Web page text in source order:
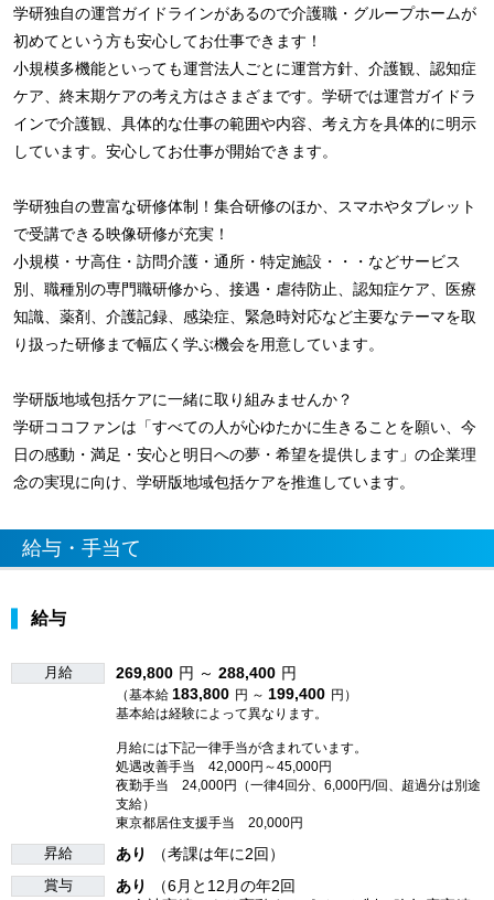
学研独自の運営ガイドラインがあるので介護職・グループホームが
初めてという方も安心してお仕事できます！
小規模多機能といっても運営法人ごとに運営方針、介護観、認知症
ケア、終末期ケアの考え方はさまざまです。学研では運営ガイドラ
インで介護観、具体的な仕事の範囲や内容、考え方を具体的に明示
しています。安心してお仕事が開始できます。
学研独自の豊富な研修体制！集合研修のほか、スマホやタブレット
で受講できる映像研修が充実！
小規模・サ高住・訪問介護・通所・特定施設・・・などサービス
別、職種別の専門職研修から、接遇・虐待防止、認知症ケア、医療
知識、薬剤、介護記録、感染症、緊急時対応など主要なテーマを取
り扱った研修まで幅広く学ぶ機会を用意しています。
学研版地域包括ケアに一緒に取り組みませんか？
学研ココファンは「すべての人が心ゆたかに生きることを願い、今
日の感動・満足・安心と明日への夢・希望を提供します」の企業理
念の実現に向け、学研版地域包括ケアを推進しています。
給与・手当て
給与
月給 269,800 円 ～ 288,400 円
（基本給 183,800 円 ～ 199,400 円）
基本給は経験によって異なります。
月給には下記一律手当が含まれています。
処遇改善手当 42,000円～45,000円
夜勤手当 24,000円（一律4回分、6,000円/回、超過分は別途
支給）
東京都居住支援手当 20,000円
昇給 あり （考課は年に2回）
賞与 あり
（6月と12月の年2回